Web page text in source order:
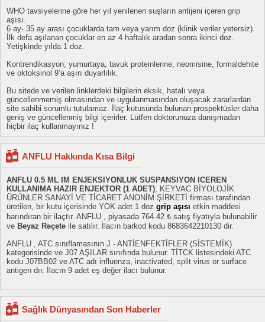
WHO tavsiyelerine göre her yıl yenilenen suşların antijeni içeren grip
aşısı.
6 ay- 35 ay arası çocuklarda tam veya yarım doz (klinik veriler yetersiz).
İlk defa aşılanan çocuklar en az 4 haftalık aradan sonra ikinci doz.
Yetişkinde yılda 1 doz.
Kontrendikasyon; yumurtaya, tavuk proteinlerine, neomisine, formaldehite
ve oktoksinol 9’a aşırı duyarlılık.
Bu sitede ve verilen linklerdeki bilgilerin eksik, hatalı veya
güncellenmemiş olmasından ve uygulanmasından oluşacak zararlardan
site sahibi sorumlu tutulamaz. İlaç kutusunda bulunan prospektüsler daha
geniş ve güncellenmiş bilgi içerirler. Lütfen doktorunuza danışmadan
hiçbir ilaç kullanmayınız !
ANFLU Hakkında Kısa Bilgi
ANFLU 0.5 ML IM ENJEKSIYONLUK SUSPANSIYON ICEREN
KULLANIMA HAZIR ENJEKTOR (1 ADET), KEYVAC BİYOLOJİK
ÜRÜNLER SANAYİ VE TİCARET ANONİM ŞİRKETİ firması tarafından
üretilen, bir kutu içerisinde YOK adet 1 doz grip aşısı etkin maddesi
barındıran bir ilaçtır. ANFLU , piyasada 764.42 ₺ satış fiyatıyla bulunabilir
ve Beyaz Reçete ile satılır. İlacın barkod kodu 8683642210130 dir.
ANFLU , ATC sınıflamasının J - ANTİENFEKTİFLER (SİSTEMİK)
kategorisinde ve J07 AŞILAR sınıfında bulunur. TİTCK listesindeki ATC
kodu J07BB02 ve ATC adı influenza, inactivated, split virus or surface
antigen dır. İlacın 9 adet eş değer ilacı bulunur.
Sağlık Dünyasından Son Haberler